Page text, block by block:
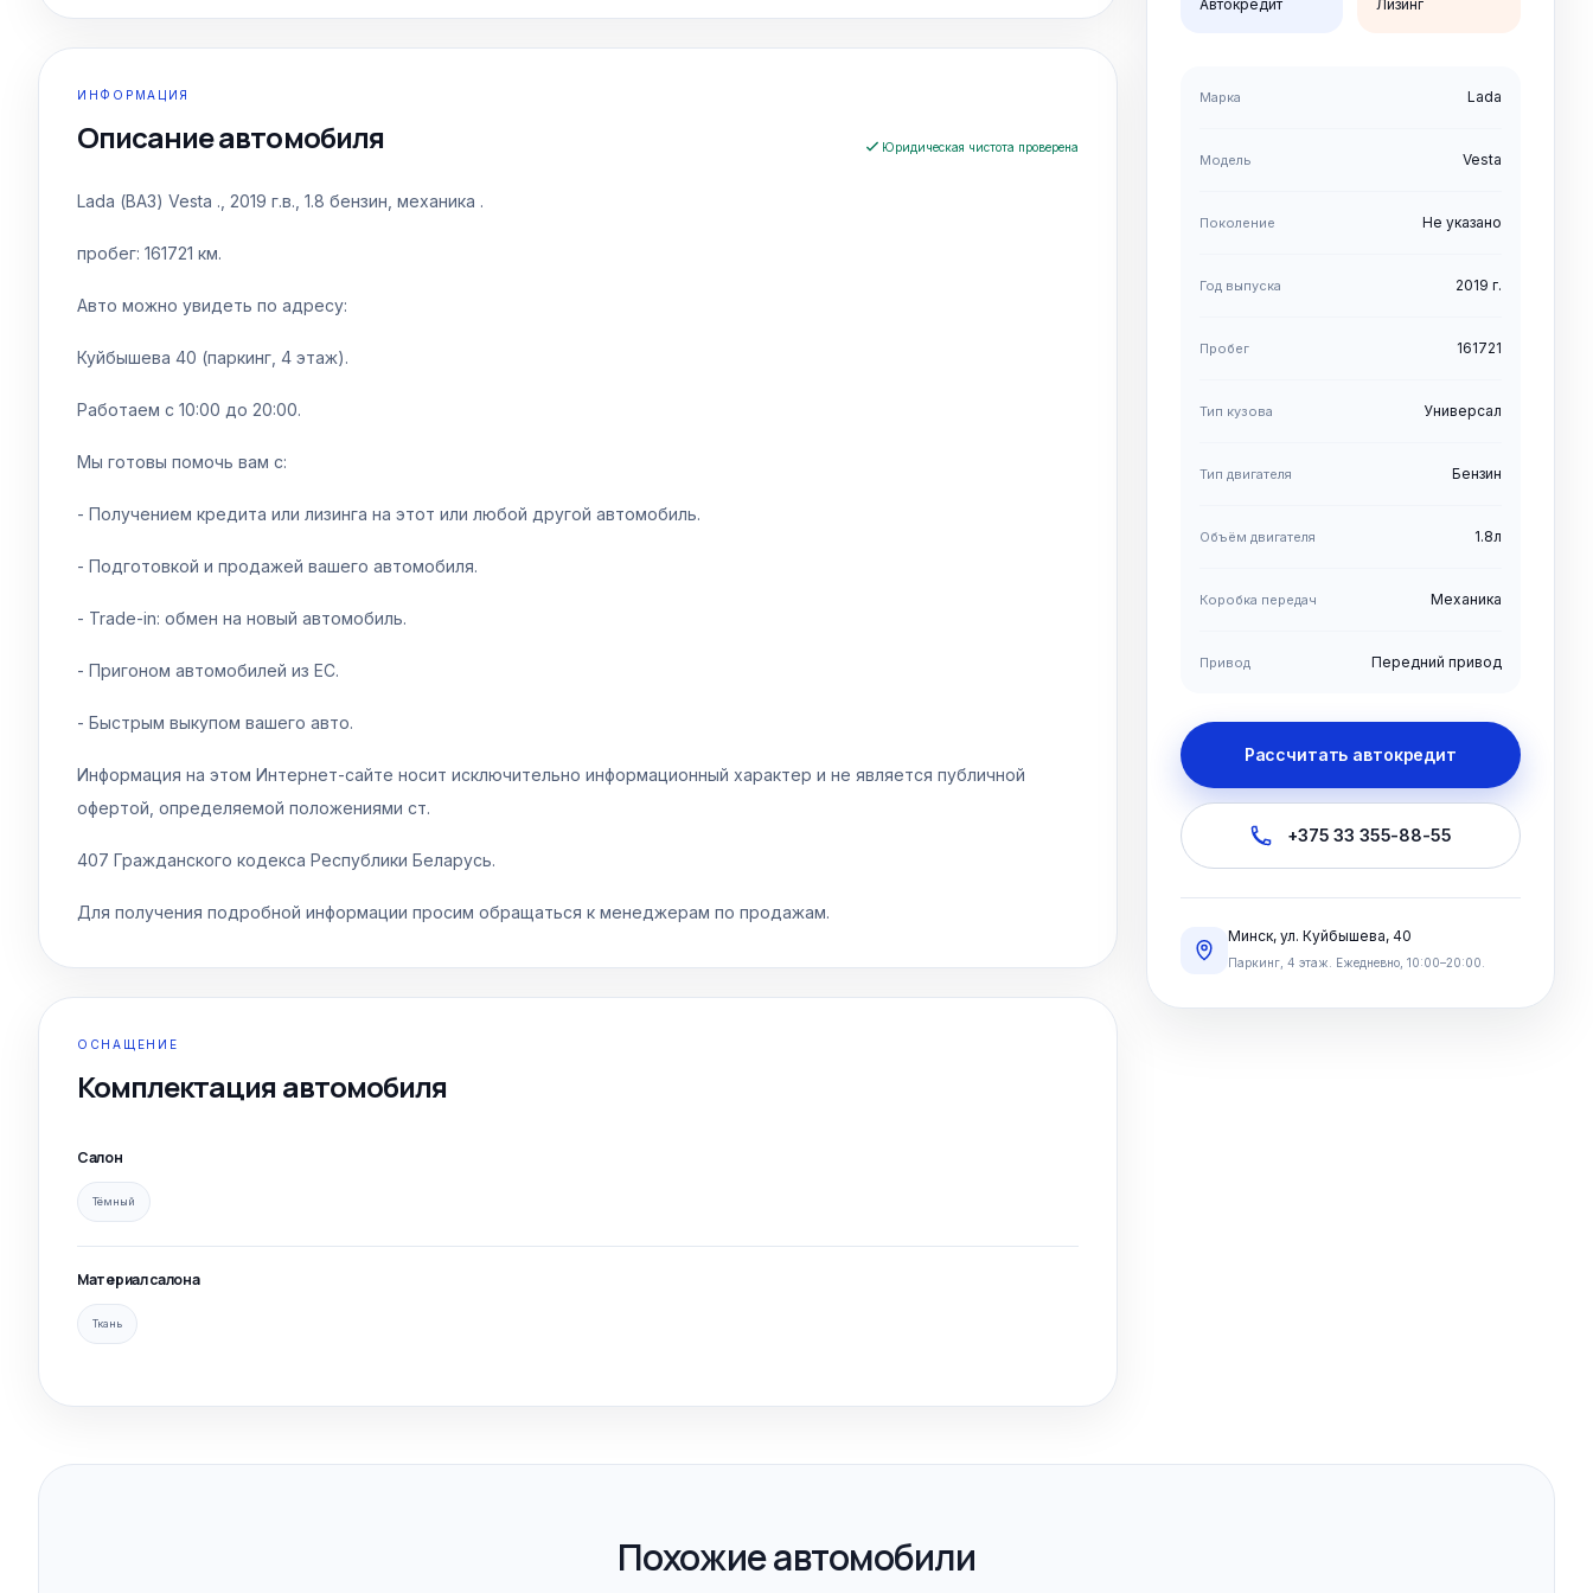
Быстрая оценка и оформление выкупа
Комиссионная продажа
Пригон автомобиля из
+375 33 355-88-55
ИНФОРМАЦИЯ
Описание автомобиля Юридическая чистота проверена
Lada (ВАЗ) Vesta ., 2019 г.в., 1.8 бензин, механика .
пробег: 161721 км.
Авто можно увидеть по адресу:
Куйбышева 40 (паркинг, 4 этаж).
Работаем с 10:00 до 20:00.
Мы готовы помочь вам с:
- Получением кредита или лизинга на этот или любой другой автомобиль.
- Подготовкой и продажей вашего автомобиля.
- Trade-in: обмен на новый автомобиль.
- Пригоном автомобилей из ЕС.
- Быстрым выкупом вашего авто.
Информация на этом Интернет-сайте носит исключительно информационный характер и не является публичной
офертой, определяемой положениями cт.
407 Гражданского кодекса Республики Беларусь.
Для получения подробной информации просим обращаться к менеджерам по продажам.
ОСНАЩЕНИЕ
Комплектация автомобиля
Салон
Тёмный
Материал салона
Ткань
Автокредит Лизинг
Марка Lada
Модель Vesta
Поколение Не указано
Год выпуска 2019 г.
Пробег 161721
Тип кузова Универсал
Тип двигателя Бензин
Объём двигателя 1.8л
Коробка передач Механика
Привод Передний привод
Рассчитать автокредит
+375 33 355-88-55
Минск, ул. Куйбышева, 40
Паркинг, 4 этаж. Ежедневно, 10:00–20:00.
Похожие автомобили